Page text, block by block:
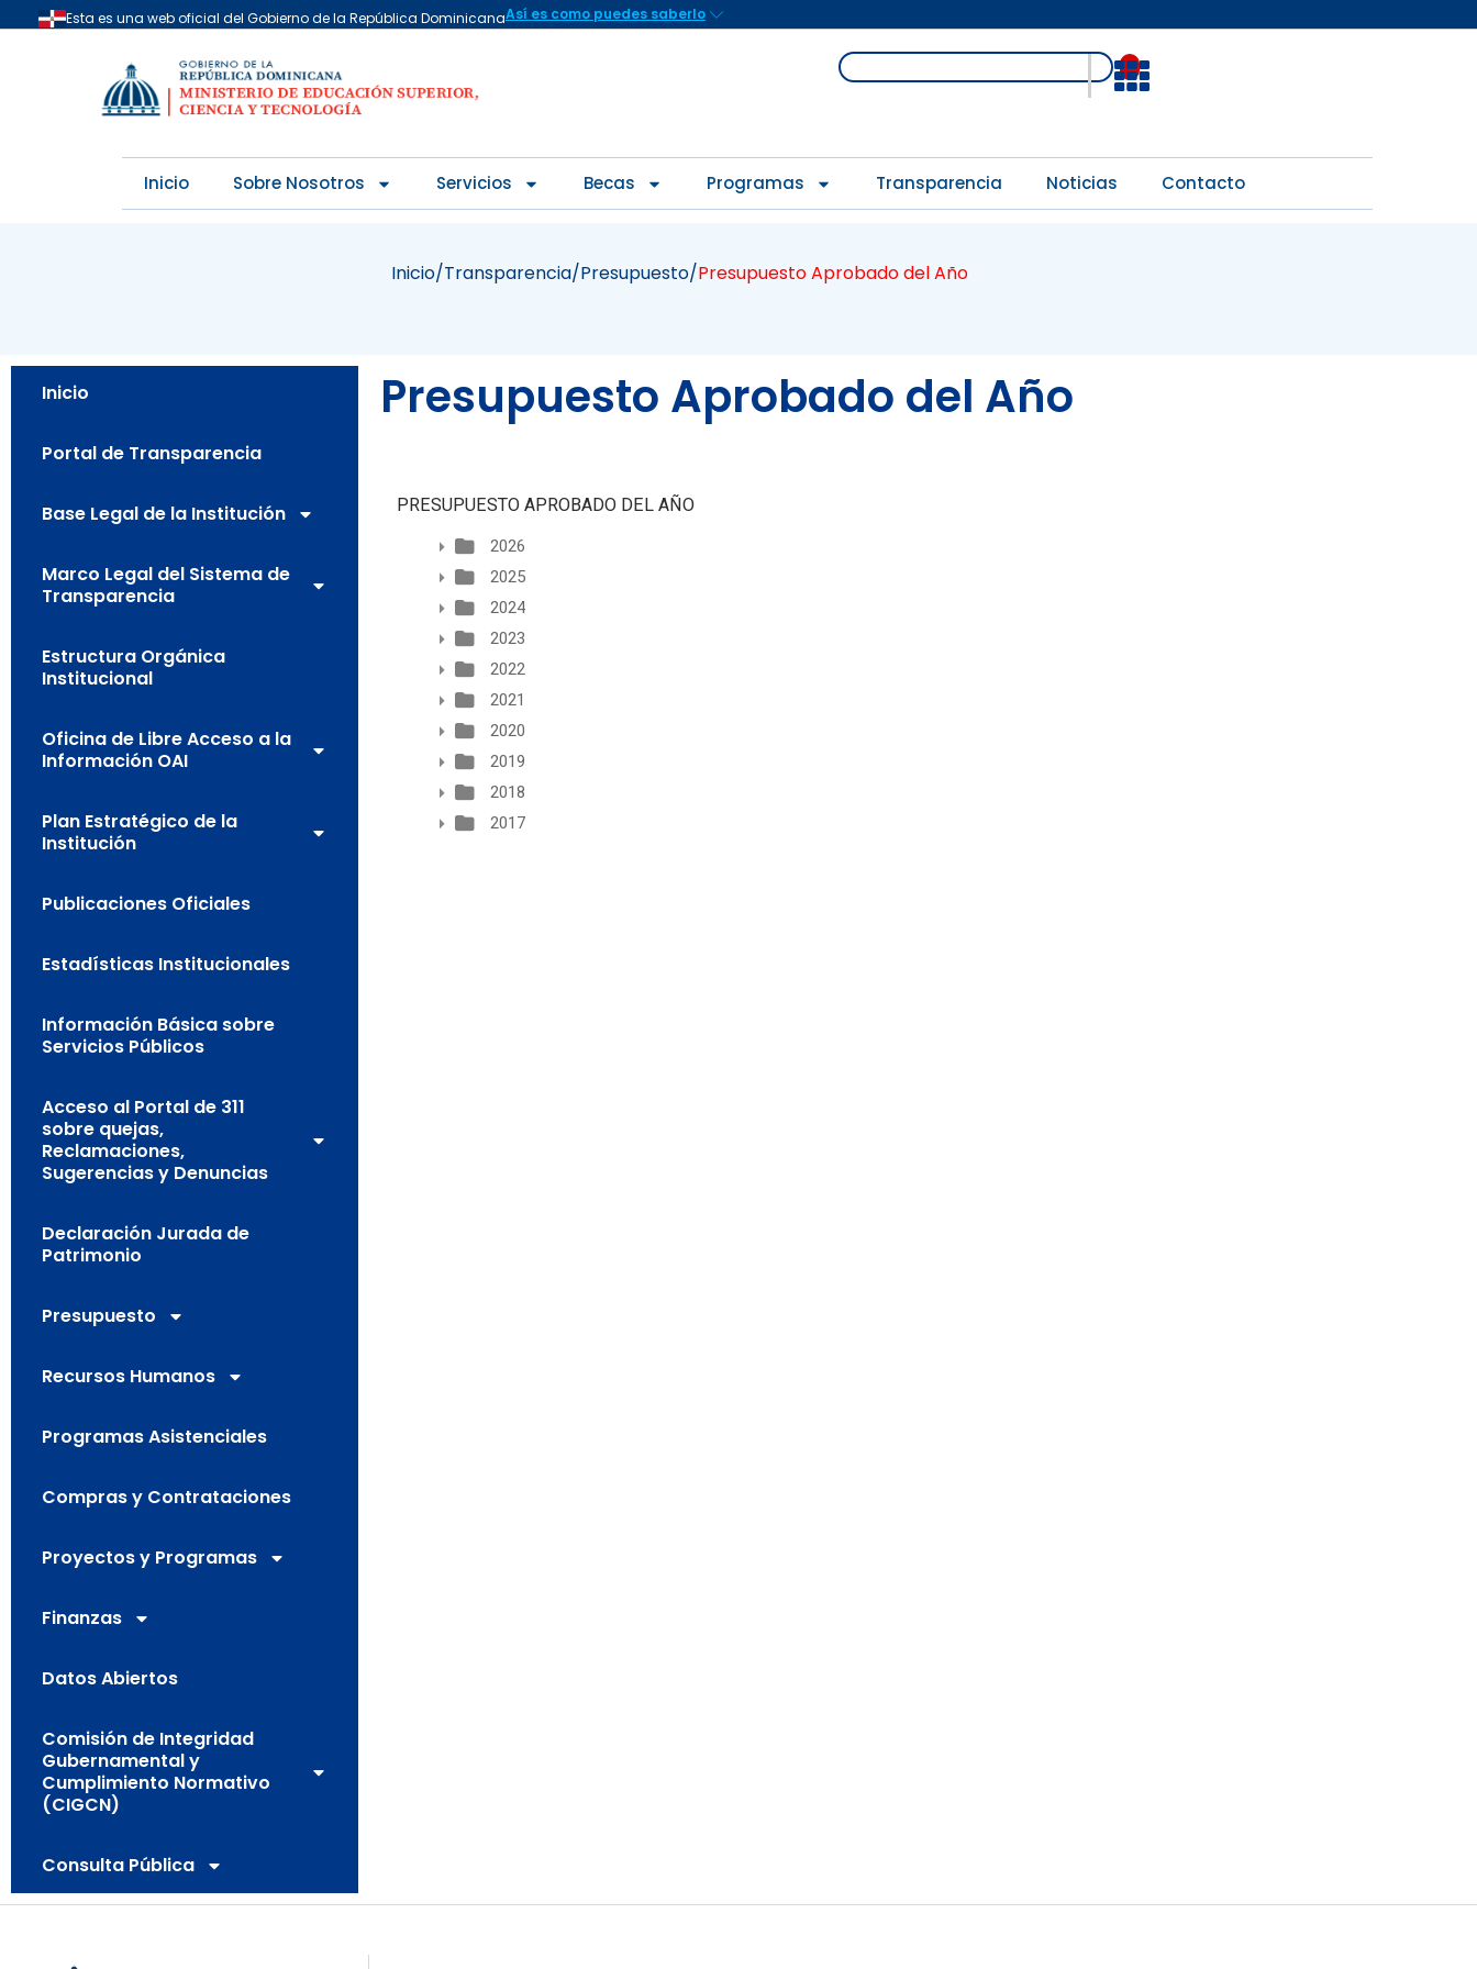
Esta es una web oficial del Gobierno de la República DominicanaAsí es como puedes saberlo
Search
Open
Inicio Sobre Nosotros Servicios Becas Programas Transparencia Noticias Contacto
Inicio
Portal de Transparencia
Base Legal de la Institución
Marco Legal del Sistema de
Transparencia
Estructura Orgánica
Institucional
Oficina de Libre Acceso a la
Información OAI
Plan Estratégico de la
Institución
Publicaciones Oficiales
Estadísticas Institucionales
Información Básica sobre
Servicios Públicos
Acceso al Portal de 311
sobre quejas,
Reclamaciones,
Sugerencias y Denuncias
Declaración Jurada de
Patrimonio
Presupuesto
Recursos Humanos
Programas Asistenciales
Compras y Contrataciones
Proyectos y Programas
Finanzas
Datos Abiertos
Comisión de Integridad
Gubernamental y
Cumplimiento Normativo
(CIGCN)
Consulta Pública
Presupuesto Aprobado del Año
Inicio/Transparencia/Presupuesto/Presupuesto Aprobado del Año
PRESUPUESTO APROBADO DEL AÑO
2026
2025
2024
2023
2022
2021
2020
2019
2018
2017